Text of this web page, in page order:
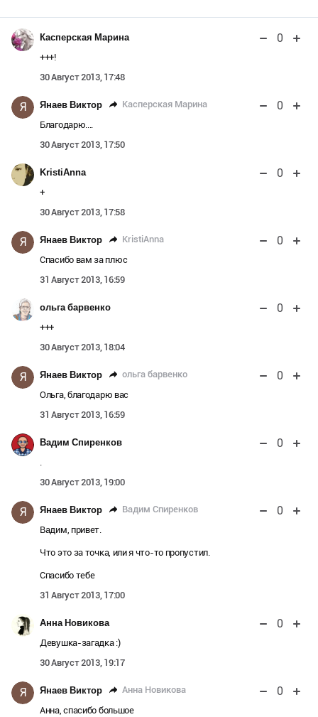
Касперская Марина 0
+++!
30 Август 2013, 17:48
Я Янаев Виктор Касперская Марина 0
Благодарю....
30 Август 2013, 17:50
KristiAnna 0
+
30 Август 2013, 17:58
Я Янаев Виктор KristiAnna 0
Спасибо вам за плюс
31 Август 2013, 16:59
ольга барвенко 0
+++
30 Август 2013, 18:04
Я Янаев Виктор ольга барвенко 0
Ольга, благодарю вас
31 Август 2013, 16:59
Вадим Спиренков 0
30 Август 2013, 19:00
Я Янаев Виктор Вадим Спиренков 0
Вадим, привет.
Что это за точка, или я что-то пропустил.
Спасибо тебе
31 Август 2013, 17:00
Анна Новикова 0
Девушка-загадка :)
30 Август 2013, 19:17
Я Янаев Виктор Анна Новикова 0
Анна, спасибо большое